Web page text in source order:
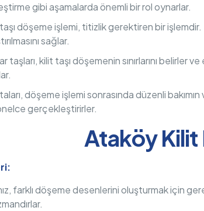
gibi aşamalarda önemli bir rol oynarlar.
döşeme işlemi, titizlik gerektiren bir
sağlar.
taşları, kilit taşı döşemenin sınırlarını
döşeme işlemi sonrasında düzenli
gerçekleştirirler.
Ataköy Kilit
farklı döşeme desenlerini oluşturmak için